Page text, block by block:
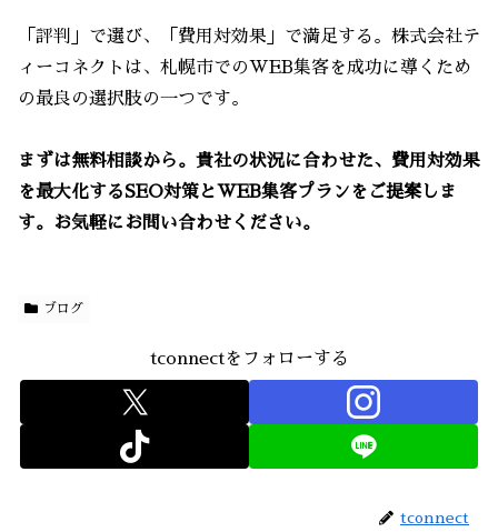
「評判」で選び、「費用対効果」で満足する。株式会社テ
ィーコネクトは、札幌市でのWEB集客を成功に導くため
の最良の選択肢の一つです。
まずは無料相談から。貴社の状況に合わせた、費用対効果
を最大化するSEO対策とWEB集客プランをご提案しま
す。お気軽にお問い合わせください。
ブログ
tconnectをフォローする
tconnect